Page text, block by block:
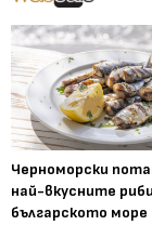
Черноморски
най-вкусните
българското море